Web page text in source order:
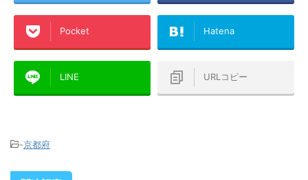
Pocket Hatena
LINE URLコピー
-京都府